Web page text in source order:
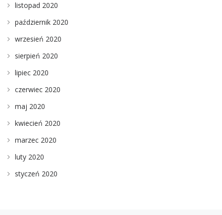
listopad 2020
październik 2020
wrzesień 2020
sierpień 2020
lipiec 2020
czerwiec 2020
maj 2020
kwiecień 2020
marzec 2020
luty 2020
styczeń 2020